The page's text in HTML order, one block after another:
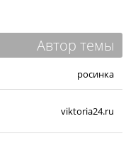
Автор темы
росинка
viktoria24.ru